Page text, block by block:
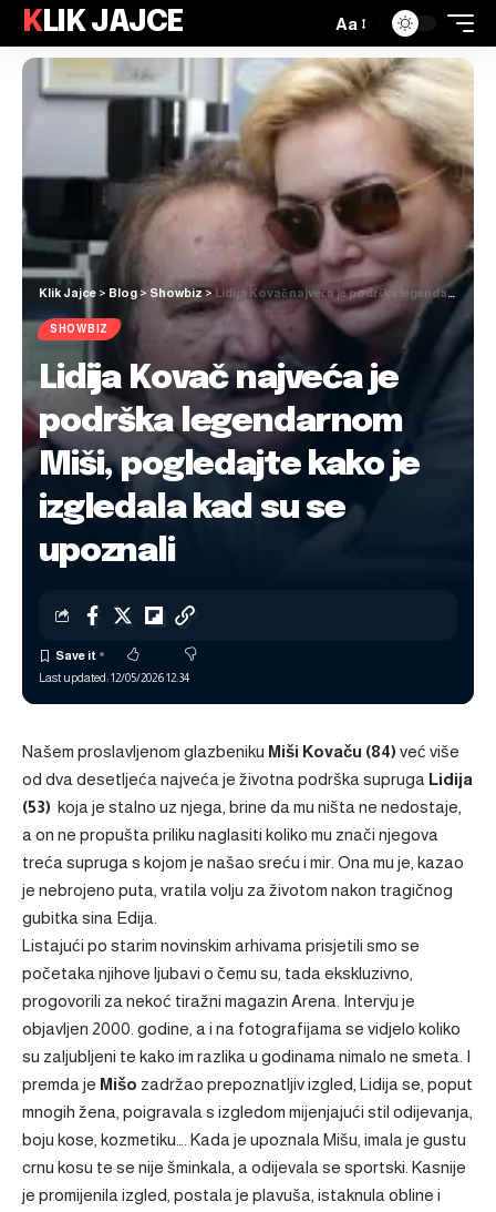
KLIK JAJCE Aa
Klik Jajce > Blog> Showbiz> Lidija Kovač najveća je podrška legendarnom Miši, pogledajte kako je izgledala kad su se upoznali
SHOWBIZ
Lidija Kovač najveća je
podrška legendarnom
Miši, pogledajte kako je
izgledala kad su se
upoznali
Last updated: 12/05/2026 12:34
Našem proslavljenom glazbeniku Miši Kovaču (84) već više
od dva desetljeća najveća je životna podrška supruga Lidija
(53) koja je stalno uz njega, brine da mu ništa ne nedostaje,
a on ne propušta priliku naglasiti koliko mu znači njegova
treća supruga s kojom je našao sreću i mir. Ona mu je, kazao
je nebrojeno puta, vratila volju za životom nakon tragičnog
gubitka sina Edija.
Listajući po starim novinskim arhivama prisjetili smo se
početaka njihove ljubavi o čemu su, tada ekskluzivno,
progovorili za nekoć tiražni magazin Arena. Intervju je
objavljen 2000. godine, a i na fotografijama se vidjelo koliko
su zaljubljeni te kako im razlika u godinama nimalo ne smeta. I
premda je Mišo zadržao prepoznatljiv izgled, Lidija se, poput
mnogih žena, poigravala s izgledom mijenjajući stil odijevanja,
boju kose, kozmetiku…. Kada je upoznala Mišu, imala je gustu
crnu kosu te se nije šminkala, a odijevala se sportski. Kasnije
je promijenila izgled, postala je plavuša, istaknula obline i